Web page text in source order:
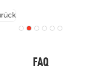
FAQ